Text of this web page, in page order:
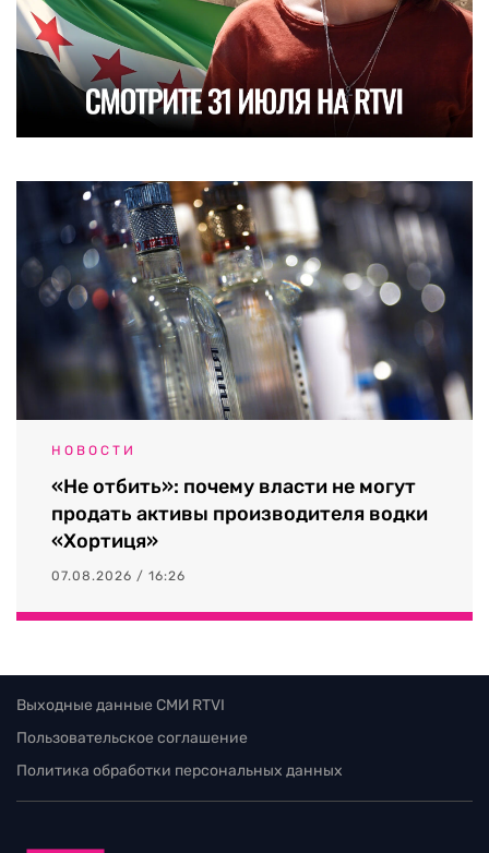
НОВОСТИ
«Не отбить»: почему власти не могут
продать активы производителя водки
«Хортиця»
07.08.2026 / 16:26
Выходные данные СМИ RTVI
Пользовательское соглашение
Политика обработки персональных данных